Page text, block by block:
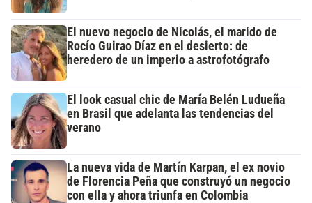
El nuevo negocio de Nicolás, el marido de
Rocío Guirao Díaz en el desierto: de
heredero de un imperio a astrofotógrafo
El look casual chic de María Belén Ludueña
en Brasil que adelanta las tendencias del
verano
La nueva vida de Martín Karpan, el ex novio
de Florencia Peña que construyó un negocio
con ella y ahora triunfa en Colombia